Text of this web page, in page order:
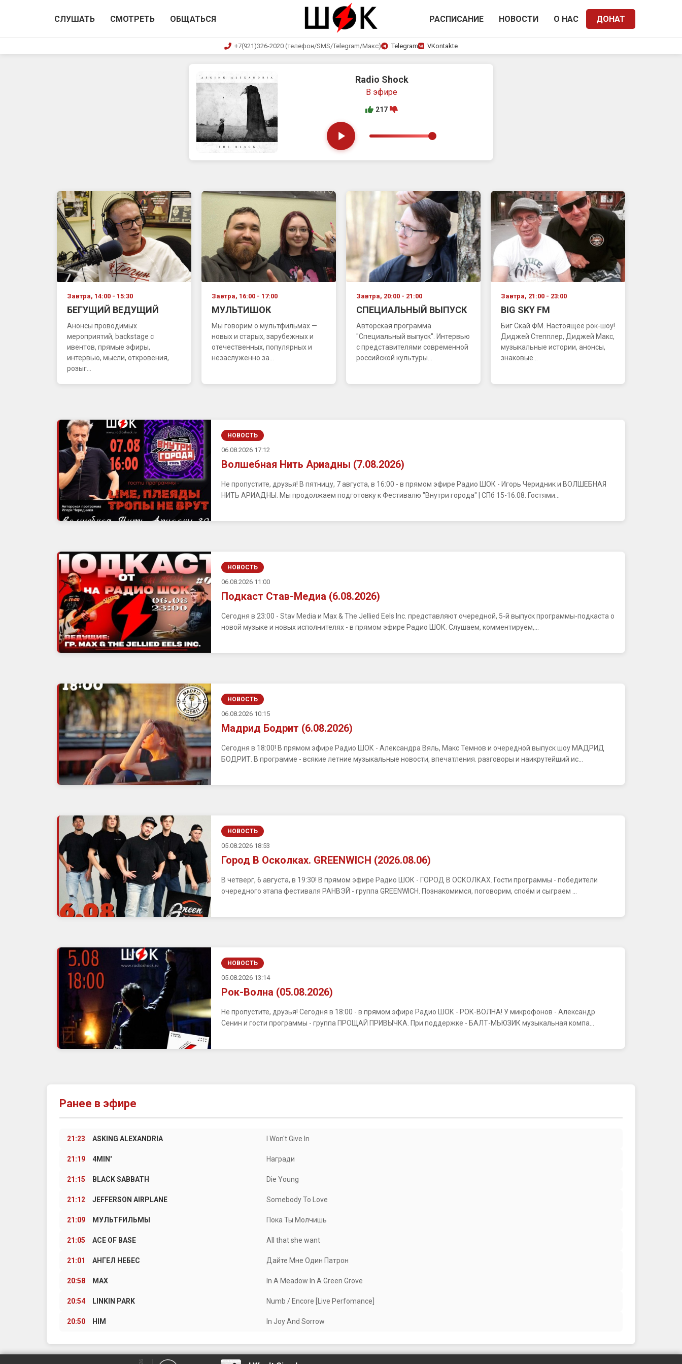
СЛУШАТЬ СМОТРЕТЬ ОБЩАТЬСЯ РАСПИСАНИЕ НОВОСТИ О НАС ДОНАТ
+7(921)326-2020 (телефон/SMS/Telegram/Макс) Telegram VKontakte
I Won't Give In
ASKING ALEXANDRIA
217
Завтра, 14:00 - 15:30
БЕГУЩИЙ ВЕДУЩИЙ
Анонсы проводимых
мероприятий, backstage с
ивентов, прямые эфиры,
интервью, мысли, откровения,
розыг...
Завтра, 16:00 - 17:00
МУЛЬТИШОК
Мы говорим о мультфильмах —
новых и старых, зарубежных и
отечественных, популярных и
незаслуженно за...
Завтра, 20:00 - 21:00
СПЕЦИАЛЬНЫЙ ВЫПУСК
Авторская программа
"Специальный выпуск". Интервью
с представителями современной
российской культуры...
Завтра, 21:00 - 23:00
BIG SKY FM
Биг Скай ФМ. Настоящее рок-шоу!
Диджей Степплер, Диджей Макс,
музыкальные истории, анонсы,
знаковые...
НОВОСТЬ
06.08.2026 17:12
Волшебная Нить Ариадны (7.08.2026)
Не пропустите, друзья! В пятницу, 7 августа, в 16:00 - в прямом эфире Радио ШОК - Игорь Черидник и ВОЛШЕБНАЯ
НИТЬ АРИАДНЫ. Мы продолжаем подготовку к Фестивалю "Внутри города" | СПб 15-16.08. Гостями...
НОВОСТЬ
06.08.2026 11:00
Подкаст Став-Медиа (6.08.2026)
Сегодня в 23:00 - Stav Media и Max & The Jellied Eels Inc. представляют очередной, 5-й выпуск программы-подкаста о
новой музыке и новых исполнителях - в прямом эфире Радио ШОК. Слушаем, комментируем,...
НОВОСТЬ
06.08.2026 10:15
Мадрид Бодрит (6.08.2026)
Сегодня в 18:00! В прямом эфире Радио ШОК - Александра Вяль, Макс Темнов и очередной выпуск шоу МАДРИД
БОДРИТ. В программе - всякие летние музыкальные новости, впечатления. разговоры и наикрутейший ис...
НОВОСТЬ
05.08.2026 18:53
Город В Осколках. GREENWICH (2026.08.06)
В четверг, 6 августа, в 19:30! В прямом эфире Радио ШОК - ГОРОД В ОСКОЛКАХ. Гости программы - победители
очередного этапа фестиваля РАНВЭЙ - группа GREENWICH. Познакомимся, поговорим, споём и сыграем ...
НОВОСТЬ
05.08.2026 13:14
Рок-Волна (05.08.2026)
Не пропустите, друзья! Сегодня в 18:00 - в прямом эфире Радио ШОК - РОК-ВОЛНА! У микрофонов - Александр
Сенин и гости программы - группа ПРОЩАЙ ПРИВЫЧКА. При поддержке - БАЛТ-МЬЮЗИК музыкальная компа...
Ранее в эфире
21:23 ASKING ALEXANDRIA I Won't Give In
21:19 4MIN' Награди
21:15 BLACK SABBATH Die Young
21:12 JEFFERSON AIRPLANE Somebody To Love
21:09 МУЛЬТFИЛЬМЫ Пока Ты Молчишь
21:05 ACE OF BASE All that she want
21:01 АНГЕЛ НЕБЕС Дайте Мне Один Патрон
20:58 MAX In A Meadow In A Green Grove
20:54 LINKIN PARK Numb / Encore [Live Perfomance]
20:50 HIM In Joy And Sorrow